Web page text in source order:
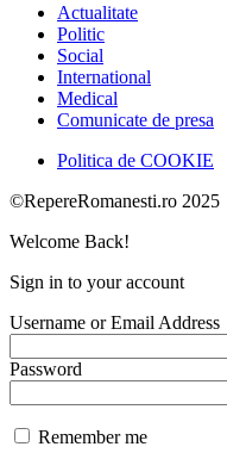
Actualitate
Politic
Social
International
Medical
Comunicate de presa
Politica de COOKIE
©RepereRomanesti.ro 2025
Welcome Back!
Sign in to your account
Username or Email Address
Password
Remember me